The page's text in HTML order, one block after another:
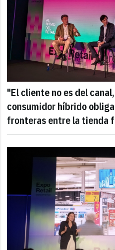
"El cliente no es del
consumidor híbrido
fronteras entre la tienda